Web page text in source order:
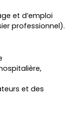
et d’emploi
professionnel).
et des